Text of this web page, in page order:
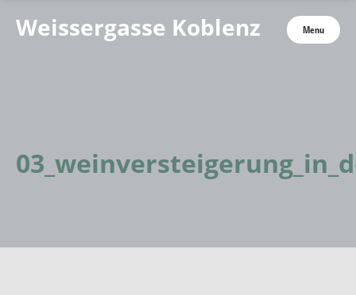
Weissergasse Koblenz Menu